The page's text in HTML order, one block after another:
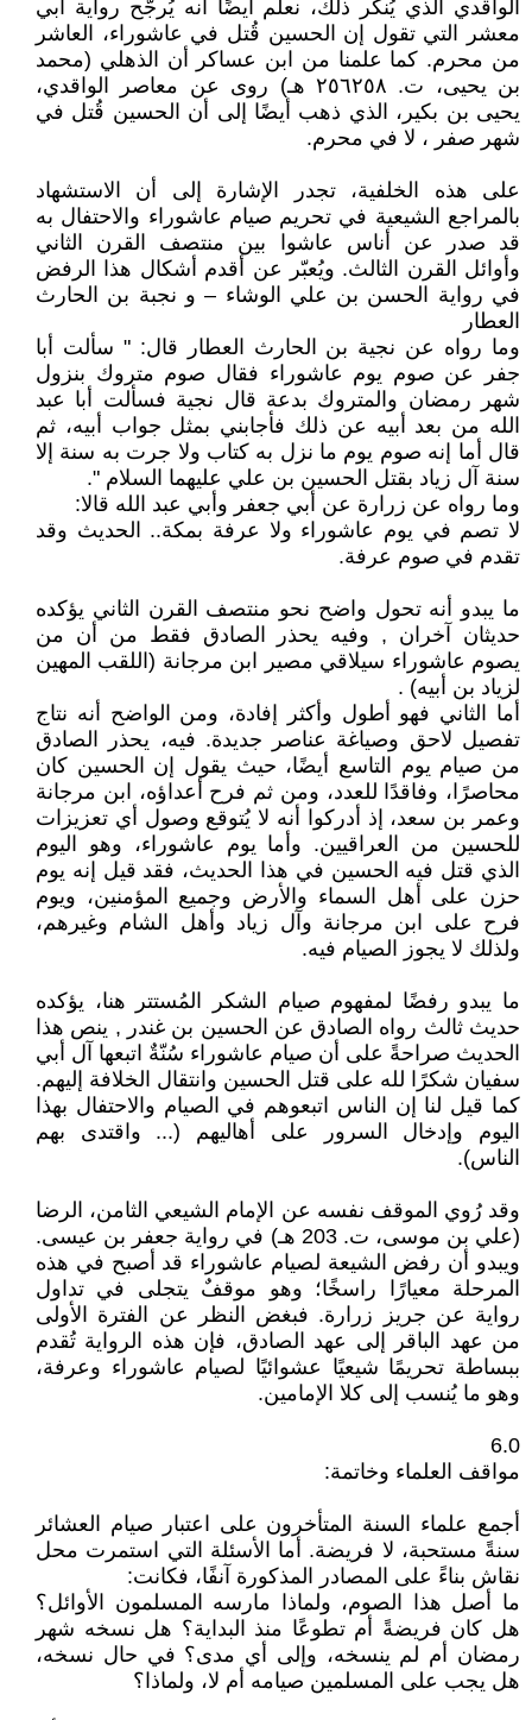
الواقدي الذي يُنكر ذلك، نعلم أيضًا أنه يُرجّح رواية أبي
معشر التي تقول إن الحسين قُتل في عاشوراء، العاشر
من محرم. كما علمنا من ابن عساكر أن الذهلي (محمد
بن يحيى، ت. ٢٥٦٢٥٨ هـ) روى عن معاصر الواقدي،
يحيى بن بكير، الذي ذهب أيضًا إلى أن الحسين قُتل في
شهر صفر ، لا في محرم.
على هذه الخلفية، تجدر الإشارة إلى أن الاستشهاد
بالمراجع الشيعية في تحريم صيام عاشوراء والاحتفال به
قد صدر عن أناس عاشوا بين منتصف القرن الثاني
وأوائل القرن الثالث. ويُعبّر عن أقدم أشكال هذا الرفض
في رواية الحسن بن علي الوشاء – و نجبة بن الحارث
العطار
وما رواه عن نجية بن الحارث العطار قال: " سألت أبا
جفر عن صوم يوم عاشوراء فقال صوم متروك بنزول
شهر رمضان والمتروك بدعة قال نجية فسألت أبا عبد
الله من بعد أبيه عن ذلك فأجابني بمثل جواب أبيه، ثم
قال أما إنه صوم يوم ما نزل به كتاب ولا جرت به سنة إلا
سنة آل زياد بقتل الحسين بن علي عليهما السلام ".
وما رواه عن زرارة عن أبي جعفر وأبي عبد الله قالا:
لا تصم في يوم عاشوراء ولا عرفة بمكة.. الحديث وقد
تقدم في صوم عرفة.
ما يبدو أنه تحول واضح نحو منتصف القرن الثاني يؤكده
حديثان آخران , وفيه يحذر الصادق فقط من أن من
يصوم عاشوراء سيلاقي مصير ابن مرجانة (اللقب المهين
لزياد بن أبيه) .
أما الثاني فهو أطول وأكثر إفادة، ومن الواضح أنه نتاج
تفصيل لاحق وصياغة عناصر جديدة. فيه، يحذر الصادق
من صيام يوم التاسع أيضًا، حيث يقول إن الحسين كان
محاصرًا، وفاقدًا للعدد، ومن ثم فرح أعداؤه، ابن مرجانة
وعمر بن سعد، إذ أدركوا أنه لا يُتوقع وصول أي تعزيزات
للحسين من العراقيين. وأما يوم عاشوراء، وهو اليوم
الذي قتل فيه الحسين في هذا الحديث، فقد قيل إنه يوم
حزن على أهل السماء والأرض وجميع المؤمنين، ويوم
فرح على ابن مرجانة وآل زياد وأهل الشام وغيرهم،
ولذلك لا يجوز الصيام فيه.
ما يبدو رفضًا لمفهوم صيام الشكر المُستتر هنا، يؤكده
حديث ثالث رواه الصادق عن الحسين بن غندر , ينص هذا
الحديث صراحةً على أن صيام عاشوراء سُنّةٌ اتبعها آل أبي
سفيان شكرًا لله على قتل الحسين وانتقال الخلافة إليهم.
كما قيل لنا إن الناس اتبعوهم في الصيام والاحتفال بهذا
اليوم وإدخال السرور على أهاليهم (... واقتدى بهم
الناس).
وقد رُوي الموقف نفسه عن الإمام الشيعي الثامن، الرضا
(علي بن موسى، ت. 203 هـ) في رواية جعفر بن عيسى.
ويبدو أن رفض الشيعة لصيام عاشوراء قد أصبح في هذه
المرحلة معيارًا راسخًا؛ وهو موقفٌ يتجلى في تداول
رواية عن جريز زرارة. فبغض النظر عن الفترة الأولى
من عهد الباقر إلى عهد الصادق، فإن هذه الرواية تُقدم
ببساطة تحريمًا شيعيًا عشوائيًا لصيام عاشوراء وعرفة،
وهو ما يُنسب إلى كلا الإمامين.
6.0
مواقف العلماء وخاتمة:
أجمع علماء السنة المتأخرون على اعتبار صيام العشائر
سنةً مستحبة، لا فريضة. أما الأسئلة التي استمرت محل
نقاش بناءً على المصادر المذكورة آنفًا، فكانت:
ما أصل هذا الصوم، ولماذا مارسه المسلمون الأوائل؟
هل كان فريضةً أم تطوعًا منذ البداية؟ هل نسخه شهر
رمضان أم لم ينسخه، وإلى أي مدى؟ في حال نسخه،
هل يجب على المسلمين صيامه أم لا، ولماذا؟